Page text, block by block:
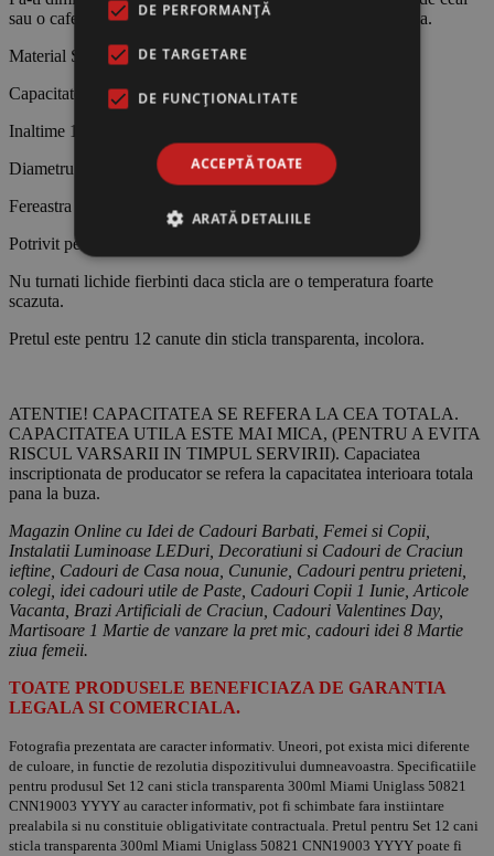
sau o cafea savuroasa, servita dintr-o cana eleganta din sticla.
Material Sticla incolora
Capacitate: 300ml
Inaltime 10cm
Diametru 8.9cm
Fereastra de culoare
Potrivit pentru spălare în mașina de spălat vase.
Nu turnati lichide fierbinti daca sticla are o temperatura foarte
scazuta.
Pretul este pentru 12 canute din sticla transparenta, incolora.
ATENTIE! CAPACITATEA SE REFERA LA CEA TOTALA.
CAPACITATEA UTILA ESTE MAI MICA, (PENTRU A EVITA
RISCUL VARSARII IN TIMPUL SERVIRII). Capaciatea
inscriptionata de producator se refera la capacitatea interioara totala
pana la buza.
Magazin Online cu Idei de Cadouri Barbati, Femei si Copii,
Instalatii Luminoase LEDuri, Decoratiuni si Cadouri de Craciun
ieftine, Cadouri de Casa noua, Cununie, Cadouri pentru prieteni,
colegi, idei cadouri utile de Paste, Cadouri Copii 1 Iunie, Articole
Vacanta, Brazi Artificiali de Craciun, Cadouri Valentines Day,
Martisoare 1 Martie de vanzare la pret mic, cadouri idei 8 Martie
ziua femeii.
TOATE PRODUSELE BENEFICIAZA DE GARANTIA
LEGALA SI COMERCIALA.
Fotografia prezentata are caracter informativ. Uneori, pot exista mici diferente
de culoare, in functie de rezolutia dispozitivului dumneavoastra. Specificatiile
pentru produsul Set 12 cani sticla transparenta 300ml Miami Uniglass 50821
CNN19003 YYYY au caracter informativ, pot fi schimbate fara instiintare
prealabila si nu constituie obligativitate contractuala. Pretul pentru Set 12 cani
sticla transparenta 300ml Miami Uniglass 50821 CNN19003 YYYY poate fi
DE PERFORMANȚĂ
DE TARGETARE
DE FUNCŢIONALITATE
ACCEPTĂ TOATE
ARATĂ DETALIILE